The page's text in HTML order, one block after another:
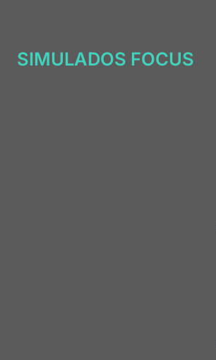
SIMULADOS FOCUS